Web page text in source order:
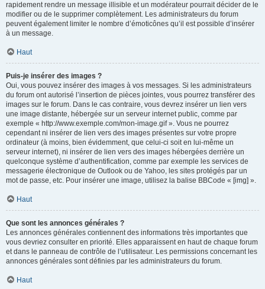
rapidement rendre un message illisible et un modérateur pourrait décider de le
modifier ou de le supprimer complètement. Les administrateurs du forum
peuvent également limiter le nombre d’émoticônes qu’il est possible d’insérer
à un message.
Haut
Puis-je insérer des images ?
Oui, vous pouvez insérer des images à vos messages. Si les administrateurs
du forum ont autorisé l’insertion de pièces jointes, vous pourrez transférer des
images sur le forum. Dans le cas contraire, vous devrez insérer un lien vers
une image distante, hébergée sur un serveur internet public, comme par
exemple « http://www.exemple.com/mon-image.gif ». Vous ne pourrez
cependant ni insérer de lien vers des images présentes sur votre propre
ordinateur (à moins, bien évidemment, que celui-ci soit en lui-même un
serveur internet), ni insérer de lien vers des images hébergées derrière un
quelconque système d’authentification, comme par exemple les services de
messagerie électronique de Outlook ou de Yahoo, les sites protégés par un
mot de passe, etc. Pour insérer une image, utilisez la balise BBCode « [img] ».
Haut
Que sont les annonces générales ?
Les annonces générales contiennent des informations très importantes que
vous devriez consulter en priorité. Elles apparaissent en haut de chaque forum
et dans le panneau de contrôle de l’utilisateur. Les permissions concernant les
annonces générales sont définies par les administrateurs du forum.
Haut